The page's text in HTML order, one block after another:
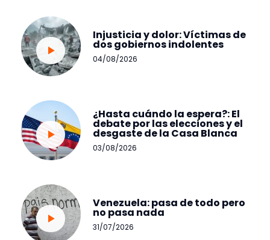
Injusticia y dolor: Víctimas de
dos gobiernos indolentes
04/08/2026
¿Hasta cuándo la espera?: El
debate por las elecciones y el
desgaste de la Casa Blanca
03/08/2026
Venezuela: pasa de todo pero
no pasa nada
31/07/2026